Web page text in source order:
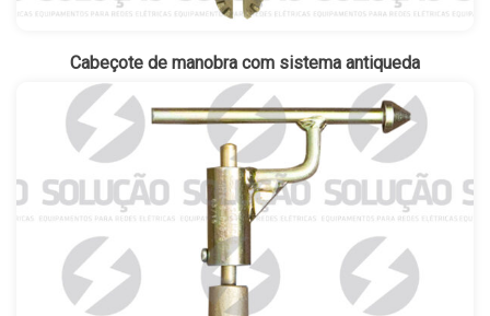
Cabeçote de manobra com sistema antiqueda